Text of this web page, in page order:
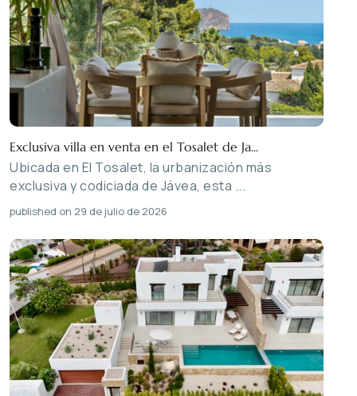
Exclusiva villa en venta en el Tosalet de Ja...
Ubicada en El Tosalet, la urbanización más
exclusiva y codiciada de Jávea, esta ...
published on 29 de julio de 2026